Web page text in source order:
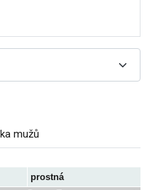
mužů
prostná